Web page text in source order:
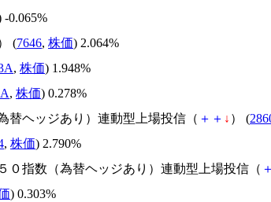
-0.065%
(7646, 株価) 2.064%
, 株価) 1.948%
, 株価) 0.278%
替ヘッジあり）連動型上場投信（ ＋ ＋ ↓ ） (
, 株価) 2.790%
０指数（為替ヘッジあり）連動型上場投信（ ＋
) 0.303%